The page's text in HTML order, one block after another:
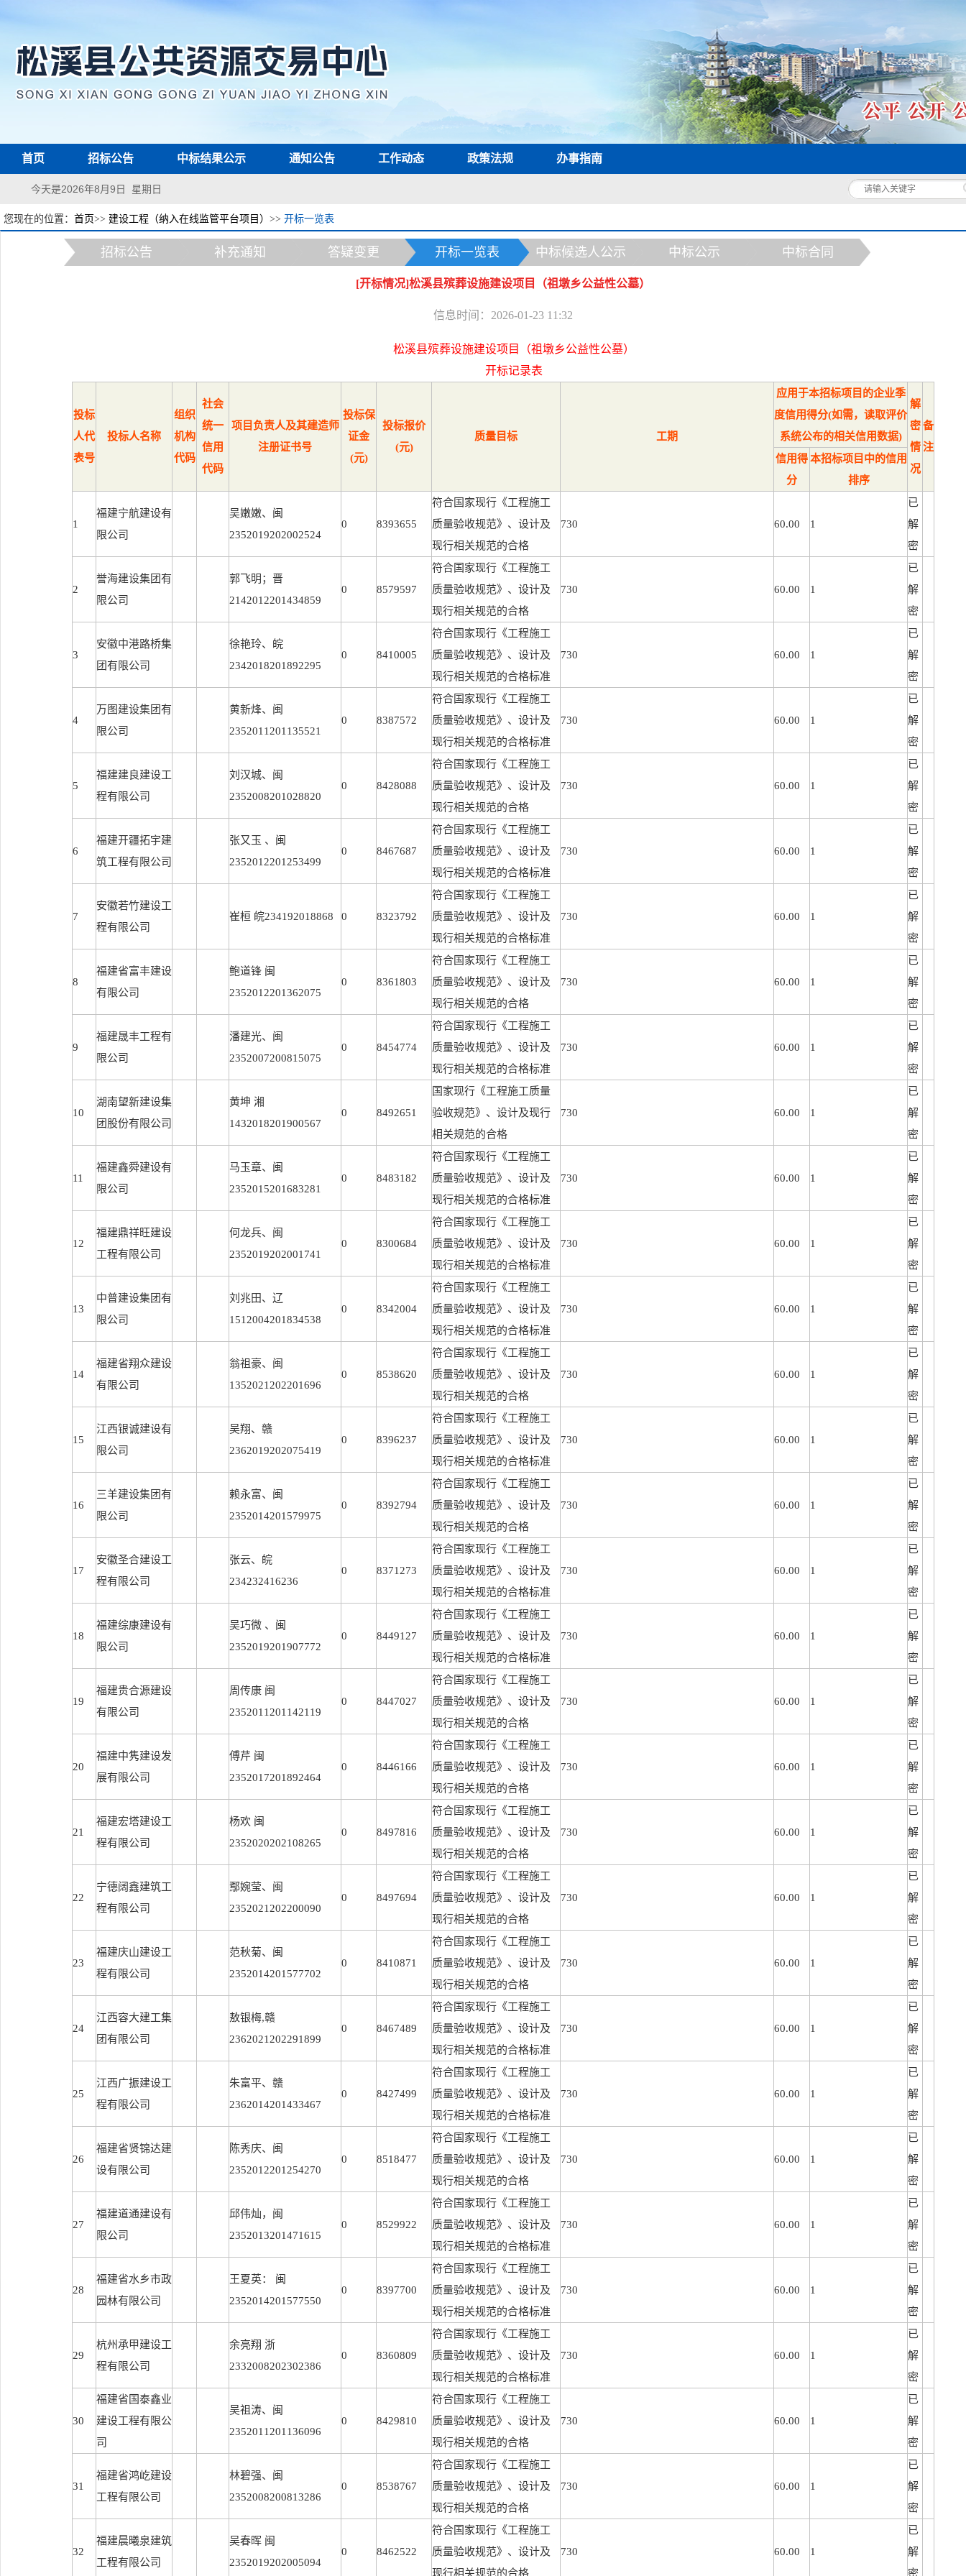
首页 招标公告 中标结果公示 通知公告 工作动态 政策法规 办事指南
今天是2026年8月9日 星期日
您现在的位置： 首页>> 建设工程（纳入在线监管平台项目） >> 开标一览表
招标公告 补充通知 答疑变更 开标一览表 中标候选人公示 中标公示 中标合同
[开标情况]松溪县殡葬设施建设项目（祖墩乡公益性公墓）
信息时间：2026-01-23 11:32
松溪县殡葬设施建设项目（祖墩乡公益性公墓）
开标记录表
投标
人代
表号
投标人名称
组织
机构
代码
社会
统一
信用
代码
项目负责人及其建造师
注册证书号
投标保
证金
(元)
投标报价
(元)
质量目标 工期
应用于本招标项目的企业季
度信用得分(如需，读取评价
系统公布的相关信用数据)
解
密
情
况
备
注
信用得
分
本招标项目中的信用
排序
1
福建宁航建设有
限公司
吴嫩嫩、闽
2352019202002524
0 8393655
符合国家现行《工程施工
质量验收规范》、设计及
现行相关规范的合格
730 60.00 1
已
解
密
2
誉海建设集团有
限公司
郭飞明；晋
2142012201434859
0 8579597
符合国家现行《工程施工
质量验收规范》、设计及
现行相关规范的合格
730 60.00 1
已
解
密
3
安徽中港路桥集
团有限公司
徐艳玲、皖
2342018201892295
0 8410005
符合国家现行《工程施工
质量验收规范》、设计及
现行相关规范的合格标准
730 60.00 1
已
解
密
4
万图建设集团有
限公司
黄新烽、闽
2352011201135521
0 8387572
符合国家现行《工程施工
质量验收规范》、设计及
现行相关规范的合格标准
730 60.00 1
已
解
密
5
福建建良建设工
程有限公司
刘汉城、闽
2352008201028820
0 8428088
符合国家现行《工程施工
质量验收规范》、设计及
现行相关规范的合格
730 60.00 1
已
解
密
6
福建开疆拓宇建
筑工程有限公司
张又玉 、闽
2352012201253499
0 8467687
符合国家现行《工程施工
质量验收规范》、设计及
现行相关规范的合格标准
730 60.00 1
已
解
密
7
安徽若竹建设工
程有限公司
崔桓 皖234192018868 0 8323792
符合国家现行《工程施工
质量验收规范》、设计及
现行相关规范的合格标准
730 60.00 1
已
解
密
8
福建省富丰建设
有限公司
鲍道锋 闽
2352012201362075
0 8361803
符合国家现行《工程施工
质量验收规范》、设计及
现行相关规范的合格
730 60.00 1
已
解
密
9
福建晟丰工程有
限公司
潘建光、闽
2352007200815075
0 8454774
符合国家现行《工程施工
质量验收规范》、设计及
现行相关规范的合格标准
730 60.00 1
已
解
密
10
湖南望新建设集
团股份有限公司
黄坤 湘
1432018201900567
0 8492651
国家现行《工程施工质量
验收规范》、设计及现行
相关规范的合格
730 60.00 1
已
解
密
11
福建鑫舜建设有
限公司
马玉章、闽
2352015201683281
0 8483182
符合国家现行《工程施工
质量验收规范》、设计及
现行相关规范的合格标准
730 60.00 1
已
解
密
12
福建鼎祥旺建设
工程有限公司
何龙兵、闽
2352019202001741
0 8300684
符合国家现行《工程施工
质量验收规范》、设计及
现行相关规范的合格标准
730 60.00 1
已
解
密
13
中普建设集团有
限公司
刘兆田、辽
1512004201834538
0 8342004
符合国家现行《工程施工
质量验收规范》、设计及
现行相关规范的合格标准
730 60.00 1
已
解
密
14
福建省翔众建设
有限公司
翁祖豪、闽
1352021202201696
0 8538620
符合国家现行《工程施工
质量验收规范》、设计及
现行相关规范的合格
730 60.00 1
已
解
密
15
江西银诚建设有
限公司
吴翔、赣
2362019202075419
0 8396237
符合国家现行《工程施工
质量验收规范》、设计及
现行相关规范的合格标准
730 60.00 1
已
解
密
16
三羊建设集团有
限公司
赖永富、闽
2352014201579975
0 8392794
符合国家现行《工程施工
质量验收规范》、设计及
现行相关规范的合格
730 60.00 1
已
解
密
17
安徽圣合建设工
程有限公司
张云、皖
234232416236
0 8371273
符合国家现行《工程施工
质量验收规范》、设计及
现行相关规范的合格标准
730 60.00 1
已
解
密
18
福建综康建设有
限公司
吴巧微 、闽
2352019201907772
0 8449127
符合国家现行《工程施工
质量验收规范》、设计及
现行相关规范的合格标准
730 60.00 1
已
解
密
19
福建贵合源建设
有限公司
周传康 闽
2352011201142119
0 8447027
符合国家现行《工程施工
质量验收规范》、设计及
现行相关规范的合格
730 60.00 1
已
解
密
20
福建中隽建设发
展有限公司
傅芹 闽
2352017201892464
0 8446166
符合国家现行《工程施工
质量验收规范》、设计及
现行相关规范的合格
730 60.00 1
已
解
密
21
福建宏塔建设工
程有限公司
杨欢 闽
2352020202108265
0 8497816
符合国家现行《工程施工
质量验收规范》、设计及
现行相关规范的合格
730 60.00 1
已
解
密
22
宁德阔鑫建筑工
程有限公司
鄢婉莹、闽
2352021202200090
0 8497694
符合国家现行《工程施工
质量验收规范》、设计及
现行相关规范的合格
730 60.00 1
已
解
密
23
福建庆山建设工
程有限公司
范秋菊、闽
2352014201577702
0 8410871
符合国家现行《工程施工
质量验收规范》、设计及
现行相关规范的合格
730 60.00 1
已
解
密
24
江西容大建工集
团有限公司
敖银梅,赣
2362021202291899
0 8467489
符合国家现行《工程施工
质量验收规范》、设计及
现行相关规范的合格标准
730 60.00 1
已
解
密
25
江西广振建设工
程有限公司
朱富平、赣
2362014201433467
0 8427499
符合国家现行《工程施工
质量验收规范》、设计及
现行相关规范的合格标准
730 60.00 1
已
解
密
26
福建省贤锦达建
设有限公司
陈秀庆、闽
2352012201254270
0 8518477
符合国家现行《工程施工
质量验收规范》、设计及
现行相关规范的合格
730 60.00 1
已
解
密
27
福建道通建设有
限公司
邱伟灿，闽
2352013201471615
0 8529922
符合国家现行《工程施工
质量验收规范》、设计及
现行相关规范的合格标准
730 60.00 1
已
解
密
28
福建省水乡市政
园林有限公司
王夏英： 闽
2352014201577550
0 8397700
符合国家现行《工程施工
质量验收规范》、设计及
现行相关规范的合格标准
730 60.00 1
已
解
密
29
杭州承甲建设工
程有限公司
余亮翔 浙
2332008202302386
0 8360809
符合国家现行《工程施工
质量验收规范》、设计及
现行相关规范的合格标准
730 60.00 1
已
解
密
30
福建省国泰鑫业
建设工程有限公
司
吴祖涛、闽
2352011201136096
0 8429810
符合国家现行《工程施工
质量验收规范》、设计及
现行相关规范的合格
730 60.00 1
已
解
密
31
福建省鸿屹建设
工程有限公司
林碧强、闽
2352008200813286
0 8538767
符合国家现行《工程施工
质量验收规范》、设计及
现行相关规范的合格
730 60.00 1
已
解
密
32
福建晨曦泉建筑
工程有限公司
吴春晖 闽
2352019202005094
0 8462522
符合国家现行《工程施工
质量验收规范》、设计及
现行相关规范的合格
730 60.00 1
已
解
密